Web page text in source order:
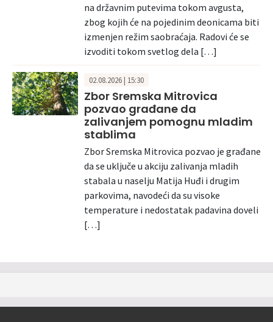
na državnim putevima tokom avgusta,
zbog kojih će na pojedinim deonicama biti
izmenjen režim saobraćaja. Radovi će se
izvoditi tokom svetlog dela […]
02.08.2026 | 15:30
Zbor Sremska Mitrovica
pozvao građane da
zalivanjem pomognu mladim
stablima
Zbor Sremska Mitrovica pozvao je građane
da se uključe u akciju zalivanja mladih
stabala u naselju Matija Huđi i drugim
parkovima, navodeći da su visoke
temperature i nedostatak padavina doveli
[…]